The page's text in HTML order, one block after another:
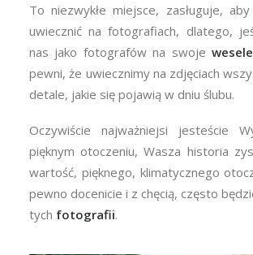
To niezwykłe miejsce, zasługuje,
uwiecznić na fotografiach, dlatego,
nas jako fotografów na swojewesele
pewni, że uwiecznimy na zdjęciach
detale, jakie się pojawią w dniu ślubu.
Oczywiście najważniejsi jesteście
pięknym otoczeniu, Wasza historia
wartość, pięknego, klimatycznego
pewno docenicie i z chęcią, często
tych fotografii.